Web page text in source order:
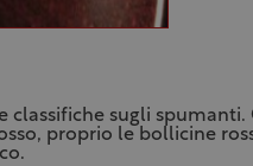
sugli spumanti.
proprio le bollicine